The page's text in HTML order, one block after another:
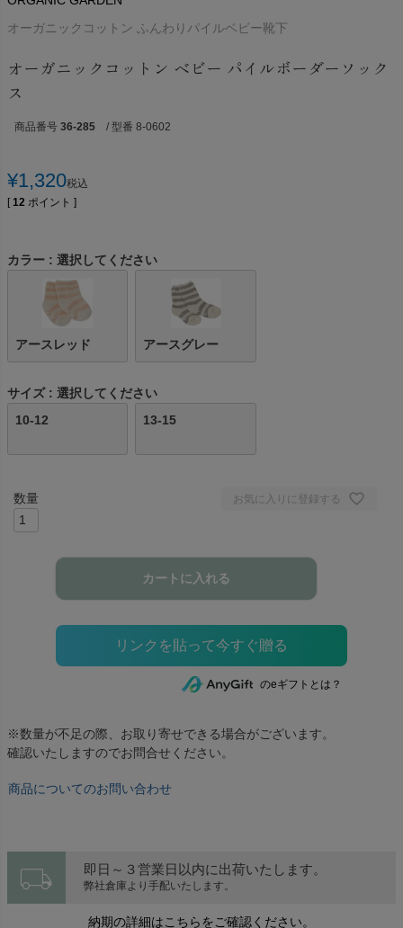
オーガニックコットン ふんわりパイルベビー靴下
オーガニックコットン ベビー パイルボーダーソック
ス
商品番号 36-285 / 型番 8-0602
¥1,320税込
[ 12 ポイント ]
カラー 選択してください
アースレッド アースグレー
サイズ
選択してください
10-12
13-15
お気に入りに登録する
カートに入れる
のeギフトとは？
※数量が不足の際、お取り寄せできる場合がございます。
確認いたしますのでお問合せください。
商品についてのお問い合わせ
local_shipping 即日～３営業日以内に出荷いたします。
弊社倉庫より手配いたします。
納期の詳細はこちらをご確認ください。